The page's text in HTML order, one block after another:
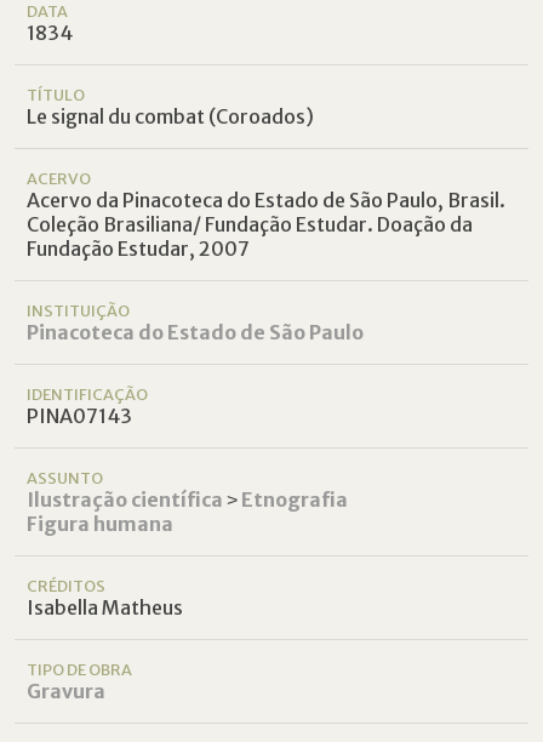
DATA
1834
TÍTULO
Le signal du combat (Coroados)
ACERVO
Acervo da Pinacoteca do Estado de São Paulo, Brasil.
Coleção Brasiliana/ Fundação Estudar. Doação da
Fundação Estudar, 2007
INSTITUIÇÃO
Pinacoteca do Estado de São Paulo
IDENTIFICAÇÃO
PINA07143
ASSUNTO
Ilustração científica ˃ Etnografia
Figura humana
CRÉDITOS
Isabella Matheus
TIPO DE OBRA
Gravura